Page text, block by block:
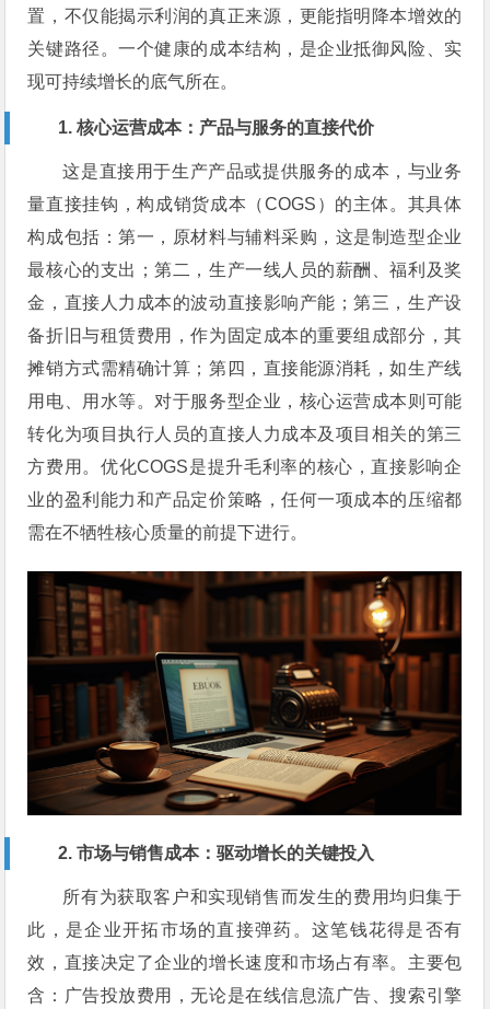
置，不仅能揭示利润的真正来源，更能指明降本增效的
关键路径。一个健康的成本结构，是企业抵御风险、实
现可持续增长的底气所在。
1. 核心运营成本：产品与服务的直接代价
这是直接用于生产产品或提供服务的成本，与业务
量直接挂钩，构成销货成本（COGS）的主体。其具体
构成包括：第一，原材料与辅料采购，这是制造型企业
最核心的支出；第二，生产一线人员的薪酬、福利及奖
金，直接人力成本的波动直接影响产能；第三，生产设
备折旧与租赁费用，作为固定成本的重要组成部分，其
摊销方式需精确计算；第四，直接能源消耗，如生产线
用电、用水等。对于服务型企业，核心运营成本则可能
转化为项目执行人员的直接人力成本及项目相关的第三
方费用。优化COGS是提升毛利率的核心，直接影响企
业的盈利能力和产品定价策略，任何一项成本的压缩都
需在不牺牲核心质量的前提下进行。
2. 市场与销售成本：驱动增长的关键投入
所有为获取客户和实现销售而发生的费用均归集于
此，是企业开拓市场的直接弹药。这笔钱花得是否有
效，直接决定了企业的增长速度和市场占有率。主要包
含：广告投放费用，无论是在线信息流广告、搜索引擎